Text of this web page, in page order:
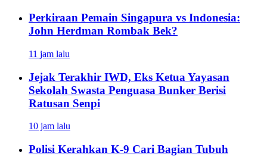
Perkiraan Pemain Singapura vs Indonesia:
John Herdman Rombak Bek?
11 jam lalu
Jejak Terakhir IWD, Eks Ketua Yayasan
Sekolah Swasta Penguasa Bunker Berisi
Ratusan Senpi
10 jam lalu
Polisi Kerahkan K-9 Cari Bagian Tubuh